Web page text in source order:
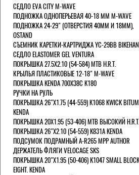
СЕДЛО EVA CITY M-WAVE
ПОДНОЖКА ОДНОПЕРЬЕВАЯ 40-18 ММ M-WAVE
ПОДНОЖКА 24-29" (ОТВЕРСТИЯ 40ММ И 18ММ),
OSTAND
СЪЕМНИК КАРЕТКИ-КАРТРИДЖА YC-29BB
СЕДЛО ELASTOMER GEL VENTURA
ПОКРЫШКА 27.5X2.10 (54-584) MTB H.R.T.
КРЫЛЬЯ ПЛАСТИКОВЫЕ 12-18" M-WAVE
ПОКРЫШКА KENDA 700Х38С K180
РУЧКИ НА РУЛЬ
ПОКРЫШКА 26"Х1.75 (44-559) K1068 KWICK
KENDA
ПОКРЫШКА 20X1.95 (53-406) MTB ВЫСОКИЙ H.R.T.
ПОКРЫШКА 26"Х2.10 (54-559) K831A KENDA
ПОДСУМОК ПОДРАМНЫЙ A-R265 MPP AUTHOR
ДЕРЖАТЕЛЬ ФЛЯГИ VELOCAGE SKS
ПОКРЫШКА 20"Х1.95 (50-406) K1047 SMALL BLOCK
EIGHT. KENDA